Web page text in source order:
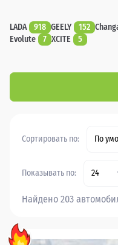
LADA 918 GEELY 152
Evolute
7 XCITE 5
Сортировать по: По
Показывать по: 24
Найдено 203